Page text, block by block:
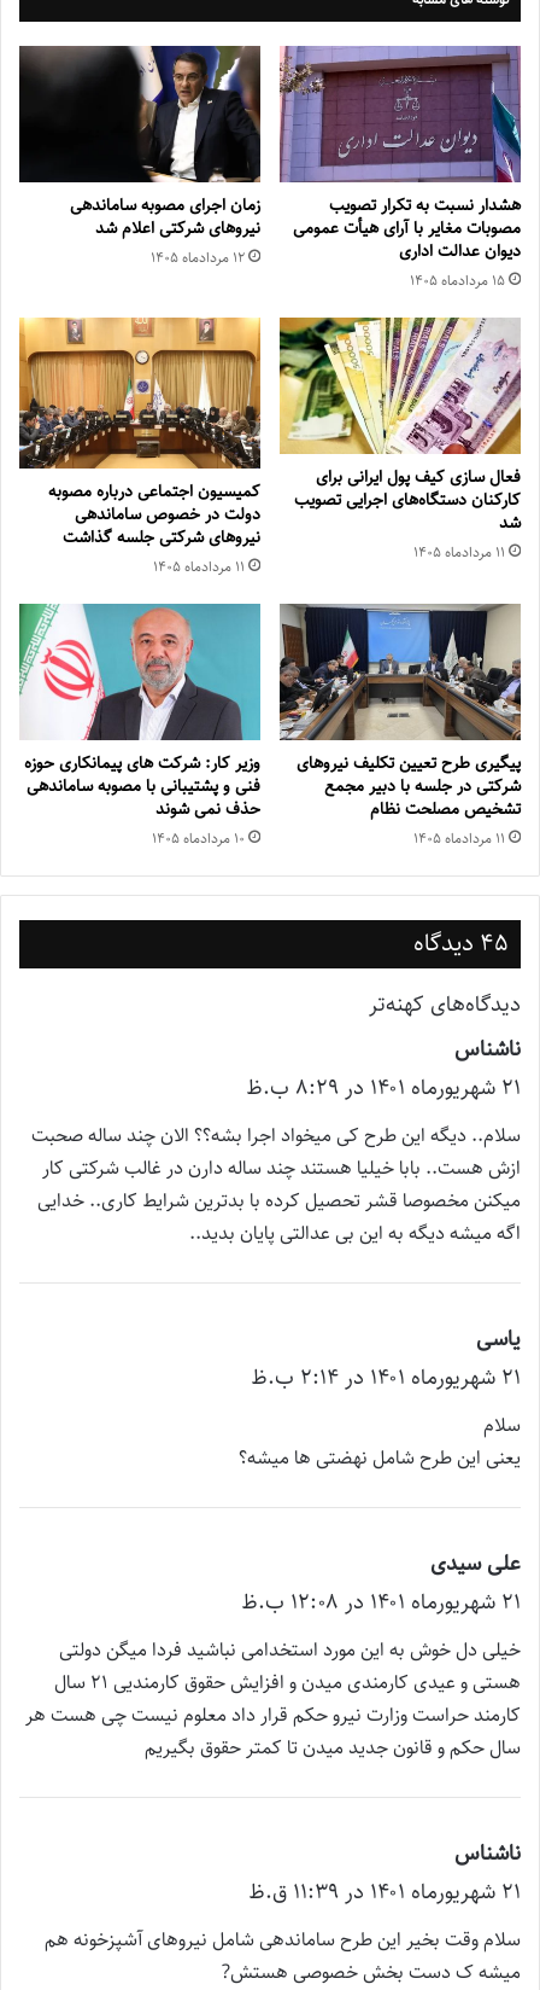
هشدار نسبت به تکرار تصویب
مصوبات مغایر با آرای هیأت عمومی
دیوان عدالت اداری
۱۵ مرداد‌ماه ۱۴۰۵
زمان اجرای مصوبه ساماندهی
نیروهای شرکتی اعلام شد
۱۲ مرداد‌ماه ۱۴۰۵
فعال سازی کیف پول ایرانی برای
کارکنان دستگاه‌های اجرایی تصویب
شد
۱۱ مرداد‌ماه ۱۴۰۵
کمیسیون اجتماعی درباره مصوبه
دولت در خصوص ساماندهی
نیروهای شرکتی جلسه گذاشت
۱۱ مرداد‌ماه ۱۴۰۵
پیگیری طرح تعیین تکلیف نیروهای
شرکتی در جلسه با دبیر مجمع
تشخیص مصلحت نظام
۱۱ مرداد‌ماه ۱۴۰۵
وزیر کار: شرکت های پیمانکاری حوزه
فنی و پشتیبانی با مصوبه ساماندهی
حذف نمی شوند
۱۰ مرداد‌ماه ۱۴۰۵
45 دیدگاه
راهبری
دیدگاه‌ها
دیدگاه‌های کهنه‌تر
ناشناس
ف
ت
:
۲۱ شهریور‌ماه ۱۴۰۱ در ۸:۲۹ ب.ظ
سلام.. دیگه این طرح کی میخواد اجرا بشه؟؟ الان چند ساله صحبت
ازش هست.. بابا خیلیا هستند چند ساله دارن در غالب شرکتی کار
میکنن مخصوصا قشر تحصیل کرده با بدترین شرایط کاری.. خدایی
اگه میشه دیگه به این بی عدالتی پایان بدید..
یاسی
ف
:
۲۱ شهریور‌ماه ۱۴۰۱ در ۲:۱۴ ب.ظ
سلام
یعنی این طرح شامل نهضتی ها میشه؟
علی سیدی
ف
ت
:
۲۱ شهریور‌ماه ۱۴۰۱ در ۱۲:۰۸ ب.ظ
خیلی دل خوش به این مورد استخدامی نباشید فردا میگن دولتی
هستی و عیدی کارمندی میدن و افزایش حقوق کارمندیی ۲۱ سال
کارمند حراست وزارت نیرو حکم قرار داد معلوم نیست چی هست هر
سال حکم و قانون جدید میدن تا کمتر حقوق بگیریم
ناشناس
ف
ت
:
۲۱ شهریور‌ماه ۱۴۰۱ در ۱۱:۳۹ ق.ظ
سلام وقت بخیر این طرح ساماندهی شامل نیروهای آشپزخونه هم
میشه ک دست بخش خصوصی هستش?